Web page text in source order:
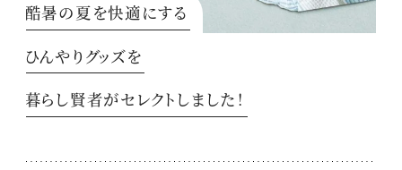
酷暑の夏を快適にする
ひんやりグッズを
暮らし賢者がセレクトしました！